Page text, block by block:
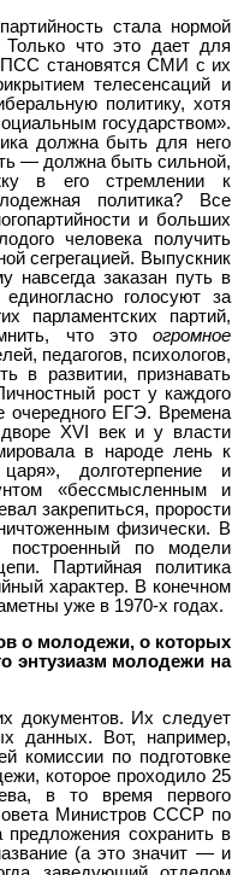
стала нормой
что это дает для
становятся СМИ с их
телесенсаций и
политику, хотя
государством».
должна быть для него
— должна быть сильной,
в его стремлении к
политика? Все
и больших
человека получить
сегрегацией. Выпускник
заказан путь в
голосуют за
парламентских партий,
что это огромное
педагогов, психологов,
в развитии, признавать
рост у каждого
очередного ЕГЭ. Времена
XVI век и у власти
в народе лень к
долготерпение и
«бессмысленным и
закрепиться, прорости
физически. В
по модели
Партийная политика
характер. В конечном
уже в 1970-х годах.
о молодежи, о которых
энтузиазм молодежи на
документов. Их следует
данных. Вот, например,
комиссии по подготовке
которое проходило 25
в то время первого
Министров СССР по
предложения сохранить в
(а это значит — и